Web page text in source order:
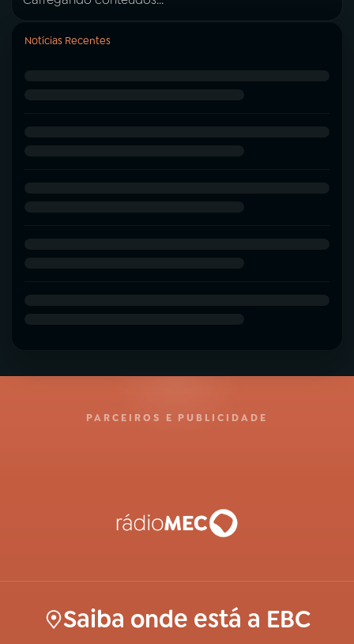
Notícias Recentes
PARCEIROS E PUBLICIDADE
Saiba onde está a EBC